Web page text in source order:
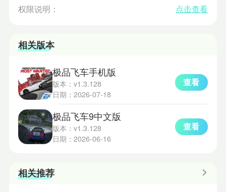
权限说明： 点击查看
相关版本
极品飞车手机版
版本：v1.3.128
日期：2026-07-18
查看
极品飞车9中文版
版本：v1.3.128
日期：2026-06-16
查看
相关推荐